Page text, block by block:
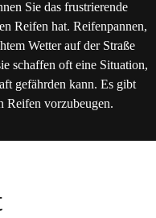
Sie das frustrierende
Reifen hat. Reifenpannen,
Wetter auf der Straße
schaffen oft eine Situation,
gefährden kann. Es gibt
Reifen vorzubeugen.